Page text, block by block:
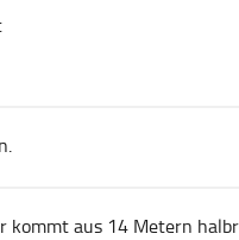
kommt aus 14 Metern